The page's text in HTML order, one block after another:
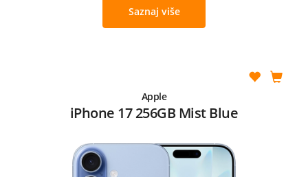
Saznaj više
Apple
iPhone 17 256GB Mist Blue